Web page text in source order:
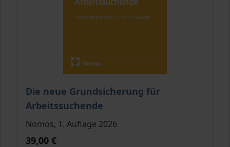
Die neue Grundsicherung für
Arbeitssuchende
Der Preis dieses Titels richtet sich nach der
Nomos, 1. Auflage 2026
39,00 €